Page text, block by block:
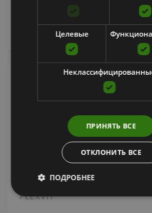
добавить в
MINI SET OF 6 "ALL-IN", ALL 6
FLEXVIT
Целевые
ПРИНЯТЬ ВСЕ
ОТКЛОНИТЬ ВСЕ
ПОДРОБНЕЕ